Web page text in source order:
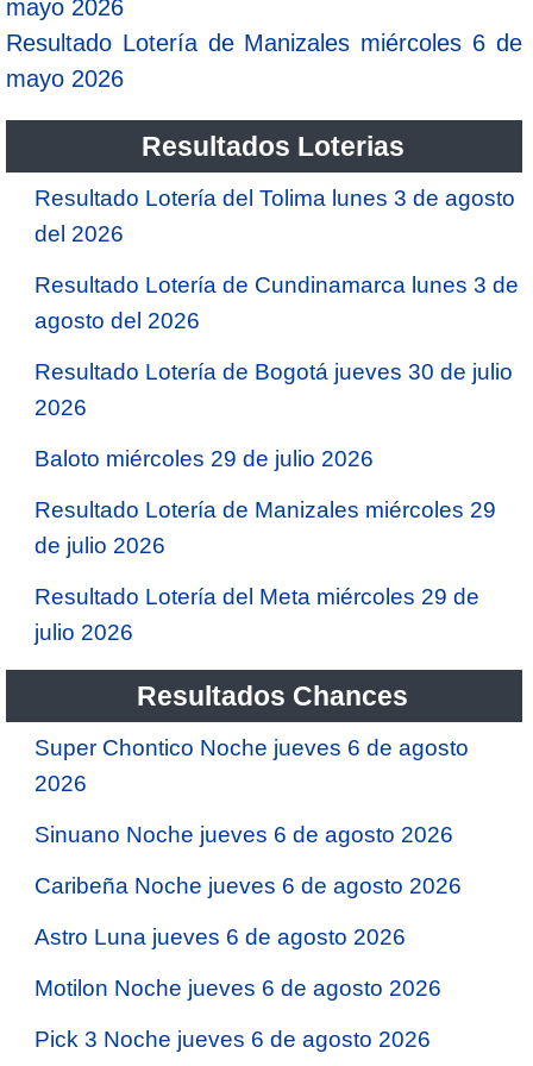
mayo 2026
Resultado Lotería de Manizales miércoles 6 de
mayo 2026
Resultados Loterias
Resultado Lotería del Tolima lunes 3 de agosto
del 2026
Resultado Lotería de Cundinamarca lunes 3 de
agosto del 2026
Resultado Lotería de Bogotá jueves 30 de julio
2026
Baloto miércoles 29 de julio 2026
Resultado Lotería de Manizales miércoles 29
de julio 2026
Resultado Lotería del Meta miércoles 29 de
julio 2026
Resultados Chances
Super Chontico Noche jueves 6 de agosto
2026
Sinuano Noche jueves 6 de agosto 2026
Caribeña Noche jueves 6 de agosto 2026
Astro Luna jueves 6 de agosto 2026
Motilon Noche jueves 6 de agosto 2026
Pick 3 Noche jueves 6 de agosto 2026